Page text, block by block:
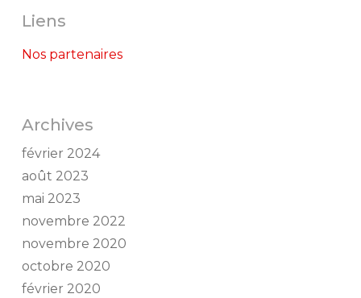
Liens
Nos partenaires
Archives
février 2024
août 2023
mai 2023
novembre 2022
novembre 2020
octobre 2020
février 2020